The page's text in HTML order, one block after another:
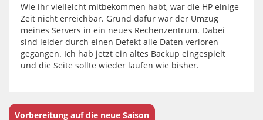
Wie ihr vielleicht mitbekommen habt, war die HP einige
Zeit nicht erreichbar. Grund dafür war der Umzug
meines Servers in ein neues Rechenzentrum. Dabei
sind leider durch einen Defekt alle Daten verloren
gegangen. Ich hab jetzt ein altes Backup eingespielt
und die Seite sollte wieder laufen wie bisher.
Vorbereitung auf die neue Saison